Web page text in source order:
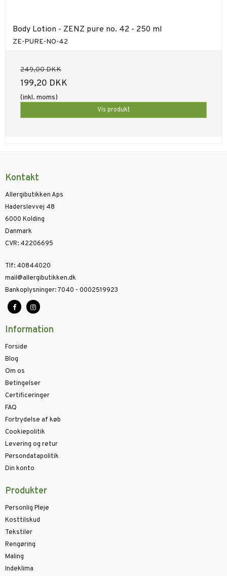
Body Lotion - ZENZ pure no. 42 - 250 ml
ZE-PURE-NO-42
249,00 DKK
199,20 DKK
(inkl. moms)
Vis produkt
Kontakt
Allergibutikken Aps
Haderslevvej 48
6000 Kolding
Danmark
CVR: 42206695
Tlf: 40844020
mail@allergibutikken.dk
Bankoplysninger:7040 - 0002519923
Information
Forside
Blog
Om os
Betingelser
Certificeringer
FAQ
Fortrydelse af køb
Cookiepolitik
Levering og retur
Persondatapolitik
Din konto
Produkter
Personlig Pleje
Kosttilskud
Tekstiler
Rengøring
Maling
Indeklima